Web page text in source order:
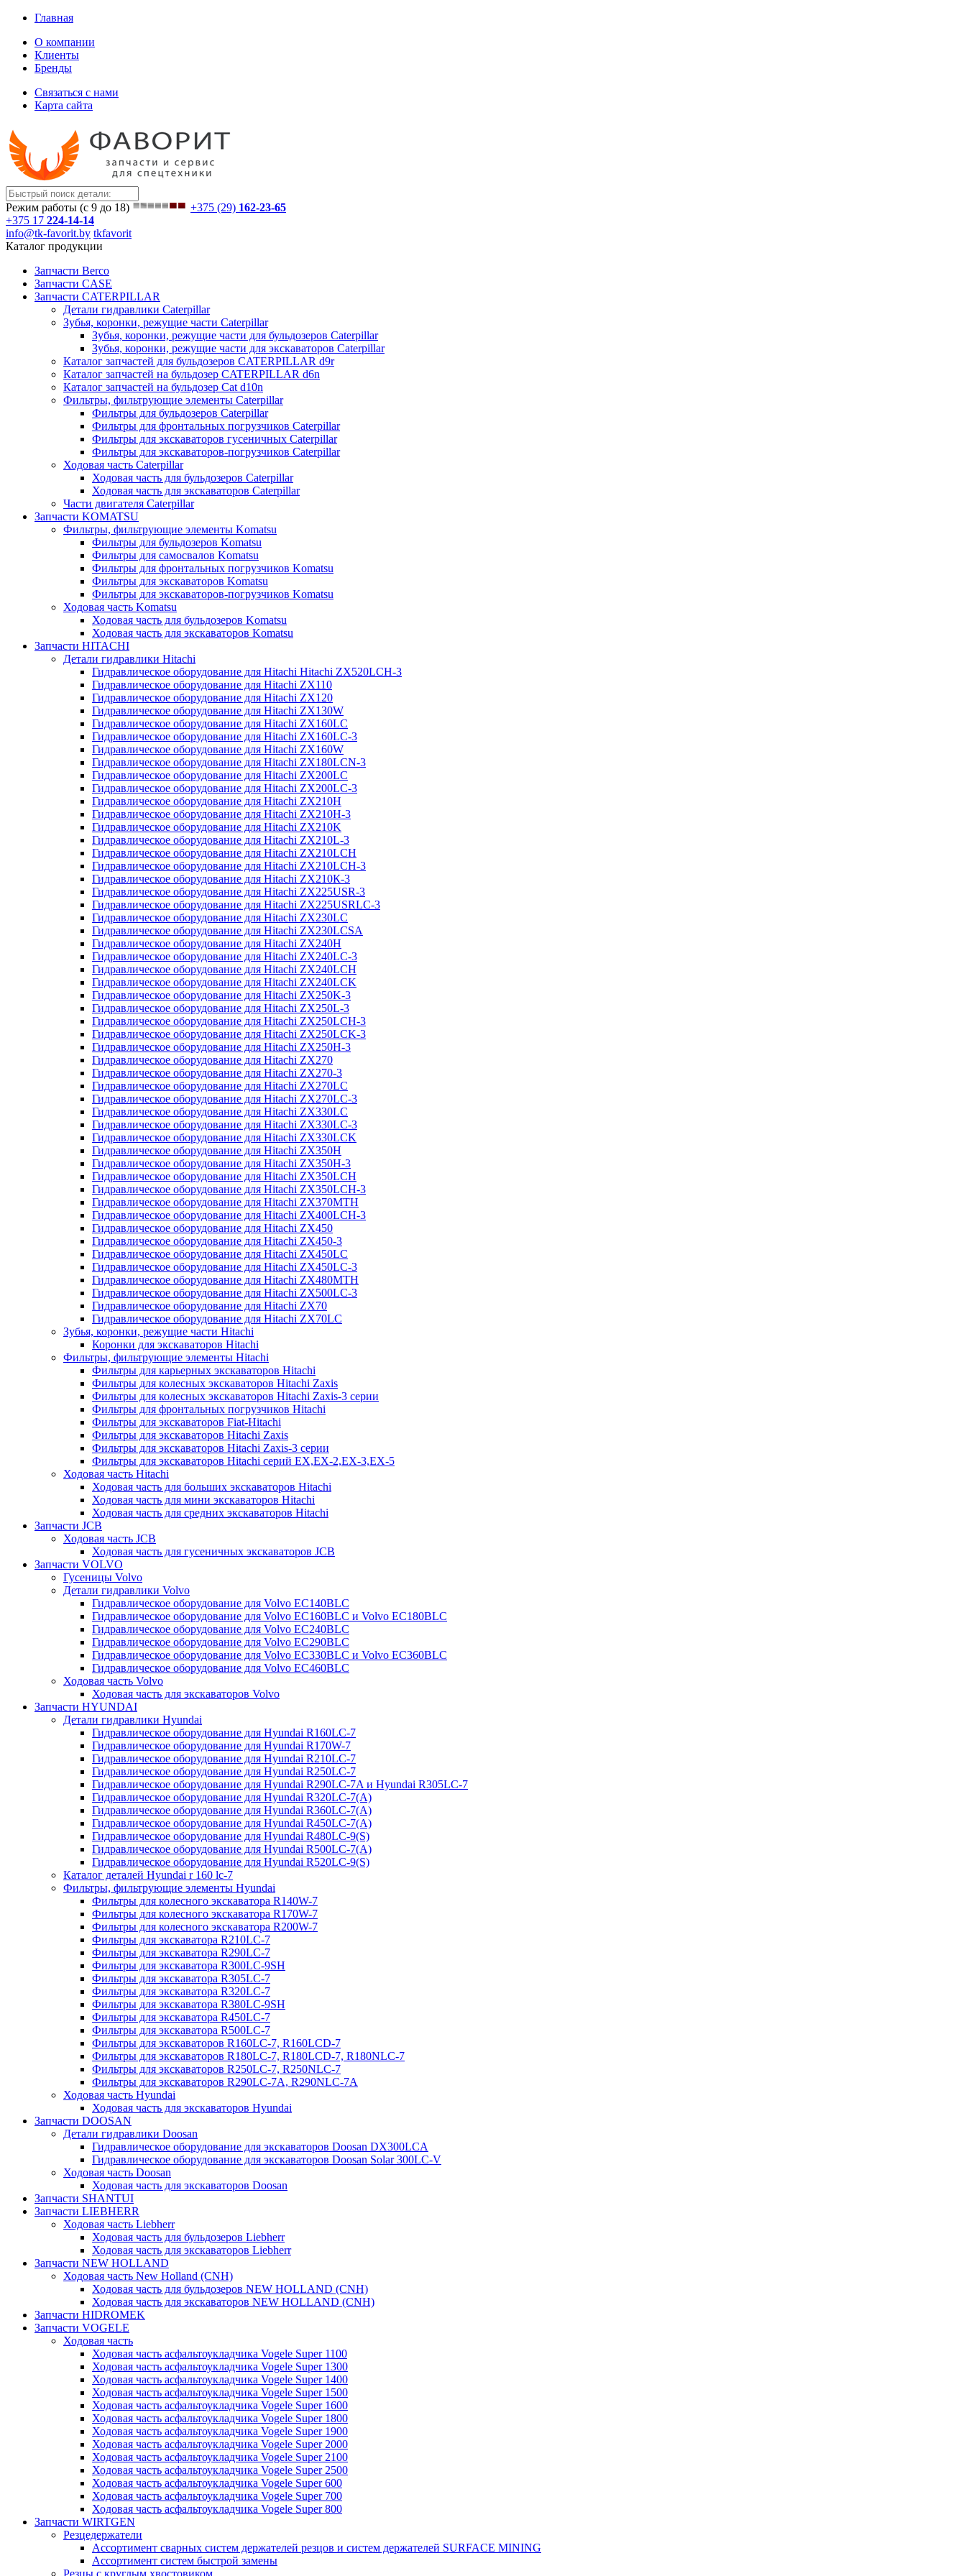
Главная
О компании
Клиенты
Бренды
Связаться с нами
Карта сайта
Режим работы (с 9 до 18) +375 (29) 162-23-65
+375 17 224-14-14
info@tk-favorit.by tkfavorit
Каталог продукции
Запчасти Berco
Запчасти CASE
Запчасти CATERPILLAR
Детали гидравлики Caterpillar
Зубья, коронки, режущие части Caterpillar
Зубья, коронки, режущие части для бульдозеров Caterpillar
Зубья, коронки, режущие части для экскаваторов Caterpillar
Каталог запчастей для бульдозеров CATERPILLAR d9r
Каталог запчастей на бульдозер CATERPILLAR d6n
Каталог запчастей на бульдозер Сat d10n
Фильтры, фильтрующие элементы Caterpillar
Фильтры для бульдозеров Caterpillar
Фильтры для фронтальных погрузчиков Caterpillar
Фильтры для экскаваторов гусеничных Caterpillar
Фильтры для экскаваторов-погрузчиков Caterpillar
Ходовая часть Caterpillar
Ходовая часть для бульдозеров Caterpillar
Ходовая часть для экскаваторов Caterpillar
Части двигателя Caterpillar
Запчасти KOMATSU
Фильтры, фильтрующие элементы Komatsu
Фильтры для бульдозеров Komatsu
Фильтры для самосвалов Komatsu
Фильтры для фронтальных погрузчиков Komatsu
Фильтры для экскаваторов Komatsu
Фильтры для экскаваторов-погрузчиков Komatsu
Ходовая часть Komatsu
Ходовая часть для бульдозеров Komatsu
Ходовая часть для экскаваторов Komatsu
Запчасти HITACHI
Детали гидравлики Hitachi
Гидравлическое оборудование для Hitachi Hitachi ZX520LCH-3
Гидравлическое оборудование для Hitachi ZX110
Гидравлическое оборудование для Hitachi ZX120
Гидравлическое оборудование для Hitachi ZX130W
Гидравлическое оборудование для Hitachi ZX160LC
Гидравлическое оборудование для Hitachi ZX160LC-3
Гидравлическое оборудование для Hitachi ZX160W
Гидравлическое оборудование для Hitachi ZX180LCN-3
Гидравлическое оборудование для Hitachi ZX200LC
Гидравлическое оборудование для Hitachi ZX200LC-3
Гидравлическое оборудование для Hitachi ZX210H
Гидравлическое оборудование для Hitachi ZX210H-3
Гидравлическое оборудование для Hitachi ZX210K
Гидравлическое оборудование для Hitachi ZX210L-3
Гидравлическое оборудование для Hitachi ZX210LCH
Гидравлическое оборудование для Hitachi ZX210LCH-3
Гидравлическое оборудование для Hitachi ZX210К-3
Гидравлическое оборудование для Hitachi ZX225USR-3
Гидравлическое оборудование для Hitachi ZX225USRLC-3
Гидравлическое оборудование для Hitachi ZX230LC
Гидравлическое оборудование для Hitachi ZX230LCSA
Гидравлическое оборудование для Hitachi ZX240H
Гидравлическое оборудование для Hitachi ZX240LC-3
Гидравлическое оборудование для Hitachi ZX240LCH
Гидравлическое оборудование для Hitachi ZX240LCK
Гидравлическое оборудование для Hitachi ZX250K-3
Гидравлическое оборудование для Hitachi ZX250L-3
Гидравлическое оборудование для Hitachi ZX250LCH-3
Гидравлическое оборудование для Hitachi ZX250LCK-3
Гидравлическое оборудование для Hitachi ZX250Н-3
Гидравлическое оборудование для Hitachi ZX270
Гидравлическое оборудование для Hitachi ZX270-3
Гидравлическое оборудование для Hitachi ZX270LC
Гидравлическое оборудование для Hitachi ZX270LC-3
Гидравлическое оборудование для Hitachi ZX330LC
Гидравлическое оборудование для Hitachi ZX330LC-3
Гидравлическое оборудование для Hitachi ZX330LCK
Гидравлическое оборудование для Hitachi ZX350H
Гидравлическое оборудование для Hitachi ZX350H-3
Гидравлическое оборудование для Hitachi ZX350LCH
Гидравлическое оборудование для Hitachi ZX350LCH-3
Гидравлическое оборудование для Hitachi ZX370MTH
Гидравлическое оборудование для Hitachi ZX400LCH-3
Гидравлическое оборудование для Hitachi ZX450
Гидравлическое оборудование для Hitachi ZX450-3
Гидравлическое оборудование для Hitachi ZX450LC
Гидравлическое оборудование для Hitachi ZX450LC-3
Гидравлическое оборудование для Hitachi ZX480MTH
Гидравлическое оборудование для Hitachi ZX500LC-3
Гидравлическое оборудование для Hitachi ZX70
Гидравлическое оборудование для Hitachi ZX70LC
Зубья, коронки, режущие части Hitachi
Коронки для экскаваторов Hitachi
Фильтры, фильтрующие элементы Hitachi
Фильтры для карьерных экскаваторов Hitachi
Фильтры для колесных экскаваторов Hitachi Zaxis
Фильтры для колесных экскаваторов Hitachi Zaxis-3 серии
Фильтры для фронтальных погрузчиков Hitachi
Фильтры для экскаваторов Fiat-Hitachi
Фильтры для экскаваторов Hitachi Zaxis
Фильтры для экскаваторов Hitachi Zaxis-3 серии
Фильтры для экскаваторов Hitachi серий EX,EX-2,EX-3,EX-5
Ходовая часть Hitachi
Ходовая часть для больших экскаваторов Hitachi
Ходовая часть для мини экскаваторов Hitachi
Ходовая часть для средних экскаваторов Hitachi
Запчасти JCB
Ходовая часть JCB
Ходовая часть для гусеничных экскаваторов JCB
Запчасти VOLVO
Гусеницы Volvo
Детали гидравлики Volvo
Гидравлическое оборудование для Volvo EC140BLC
Гидравлическое оборудование для Volvo EC160BLC и Volvo EC180BLC
Гидравлическое оборудование для Volvo EC240BLC
Гидравлическое оборудование для Volvo EC290BLC
Гидравлическое оборудование для Volvo EC330BLC и Volvo EC360BLC
Гидравлическое оборудование для Volvo EC460BLC
Ходовая часть Volvo
Ходовая часть для экскаваторов Volvo
Запчасти HYUNDAI
Детали гидравлики Hyundai
Гидравлическое оборудование для Hyundai R160LC-7
Гидравлическое оборудование для Hyundai R170W-7
Гидравлическое оборудование для Hyundai R210LC-7
Гидравлическое оборудование для Hyundai R250LC-7
Гидравлическое оборудование для Hyundai R290LC-7A и Hyundai R305LC-7
Гидравлическое оборудование для Hyundai R320LC-7(A)
Гидравлическое оборудование для Hyundai R360LC-7(A)
Гидравлическое оборудование для Hyundai R450LC-7(A)
Гидравлическое оборудование для Hyundai R480LC-9(S)
Гидравлическое оборудование для Hyundai R500LC-7(A)
Гидравлическое оборудование для Hyundai R520LC-9(S)
Каталог деталей Hyundai r 160 lc-7
Фильтры, фильтрующие элементы Hyundai
Фильтры для колесного экскаватора R140W-7
Фильтры для колесного экскаватора R170W-7
Фильтры для колесного экскаватора R200W-7
Фильтры для экскаватора R210LC-7
Фильтры для экскаватора R290LC-7
Фильтры для экскаватора R300LC-9SH
Фильтры для экскаватора R305LC-7
Фильтры для экскаватора R320LC-7
Фильтры для экскаватора R380LC-9SH
Фильтры для экскаватора R450LC-7
Фильтры для экскаватора R500LC-7
Фильтры для экскаваторов R160LC-7, R160LCD-7
Фильтры для экскаваторов R180LC-7, R180LCD-7, R180NLC-7
Фильтры для экскаваторов R250LC-7, R250NLC-7
Фильтры для экскаваторов R290LC-7A, R290NLC-7A
Ходовая часть Hyundai
Ходовая часть для экскаваторов Hyundai
Запчасти DOOSAN
Детали гидравлики Doosan
Гидравлическое оборудование для экскаваторов Doosan DX300LCA
Гидравлическое оборудование для экскаваторов Doosan Solar 300LC-V
Ходовая часть Doosan
Ходовая часть для экскаваторов Doosan
Запчасти SHANTUI
Запчасти LIEBHERR
Ходовая часть Liebherr
Ходовая часть для бульдозеров Liebherr
Ходовая часть для экскаваторов Liebherr
Запчасти NEW HOLLAND
Ходовая часть New Holland (CNH)
Ходовая часть для бульдозеров NEW HOLLAND (CNH)
Ходовая часть для экскаваторов NEW HOLLAND (CNH)
Запчасти HIDROMEK
Запчасти VOGELE
Ходовая часть
Ходовая часть асфальтоукладчика Vogele Super 1100
Ходовая часть асфальтоукладчика Vogele Super 1300
Ходовая часть асфальтоукладчика Vogele Super 1400
Ходовая часть асфальтоукладчика Vogele Super 1500
Ходовая часть асфальтоукладчика Vogele Super 1600
Ходовая часть асфальтоукладчика Vogele Super 1800
Ходовая часть асфальтоукладчика Vogele Super 1900
Ходовая часть асфальтоукладчика Vogele Super 2000
Ходовая часть асфальтоукладчика Vogele Super 2100
Ходовая часть асфальтоукладчика Vogele Super 2500
Ходовая часть асфальтоукладчика Vogele Super 600
Ходовая часть асфальтоукладчика Vogele Super 700
Ходовая часть асфальтоукладчика Vogele Super 800
Запчасти WIRTGEN
Резцедержатели
Ассортимент сварных систем держателей резцов и систем держателей SURFACE MINING
Ассортимент систем быстрой замены
Резцы с круглым хвостовиком